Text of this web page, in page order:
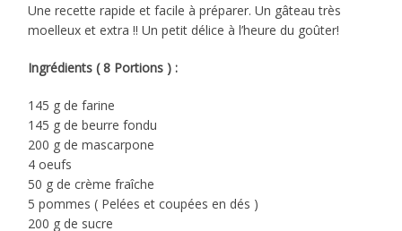
Une recette rapide et facile à préparer. Un gâteau très
moelleux et extra !! Un petit délice à l’heure du goûter!
Ingrédients ( 8 Portions ) :
145 g de farine
145 g de beurre fondu
200 g de mascarpone
4 oeufs
50 g de crème fraîche
5 pommes ( Pelées et coupées en dés )
200 g de sucre